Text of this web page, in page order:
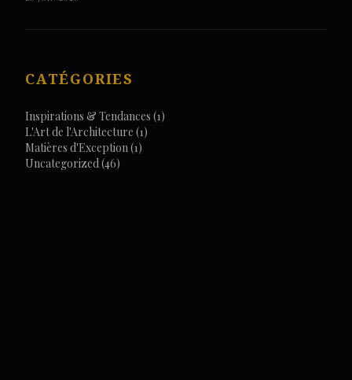
CATÉGORIES
Inspirations & Tendances (1)
L'Art de l'Architecture (1)
Matières d'Exception(1)
Uncategorized(46)